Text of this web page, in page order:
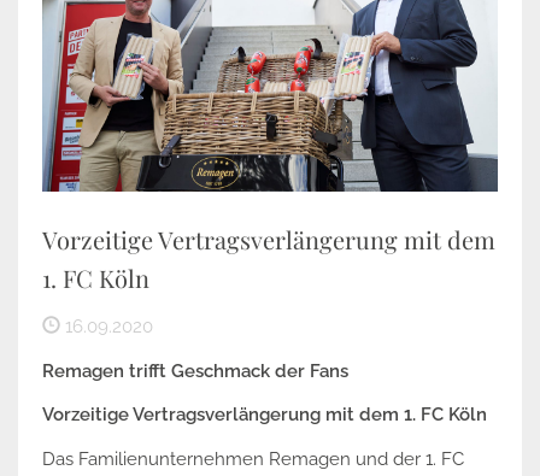
Vorzeitige Vertragsverlängerung mit dem
1. FC Köln
16.09.2020
Remagen trifft Geschmack der Fans
Vorzeitige Vertragsverlängerung mit dem 1. FC Köln
Das Familienunternehmen Remagen und der 1. FC